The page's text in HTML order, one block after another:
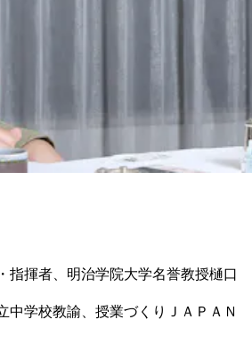
指揮者、明治学院大学名誉教授樋口
中学校教諭、授業づくりＪＡＰＡＮ